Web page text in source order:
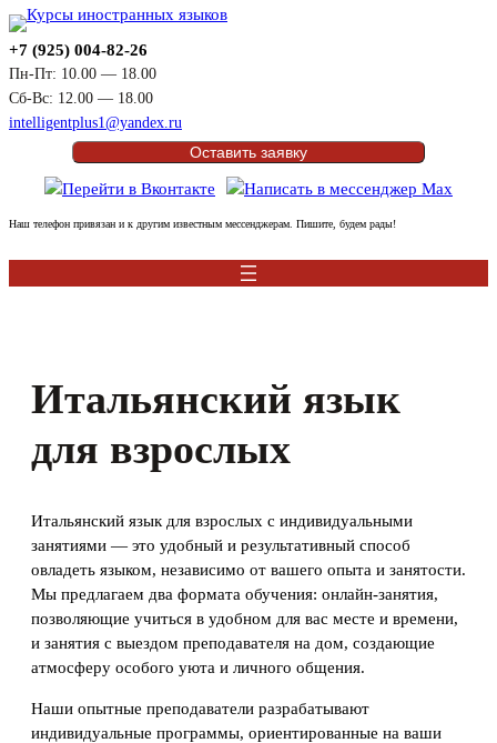
Перейти
к
содержимому
+7 (925) 004-82-26
Пн-Пт: 10.00 — 18.00
Сб-Вс: 12.00 — 18.00
intelligentplus1@yandex.ru
Оставить заявку
Наш телефон привязан и к другим известным мессенджерам. Пишите, будем рады!
Итальянский язык
для взрослых
Итальянский язык для взрослых с индивидуальными
занятиями — это удобный и результативный способ
овладеть языком, независимо от вашего опыта и занятости.
Мы предлагаем два формата обучения: онлайн-занятия,
позволяющие учиться в удобном для вас месте и времени,
и занятия с выездом преподавателя на дом, создающие
атмосферу особого уюта и личного общения.
Наши опытные преподаватели разрабатывают
индивидуальные программы, ориентированные на ваши